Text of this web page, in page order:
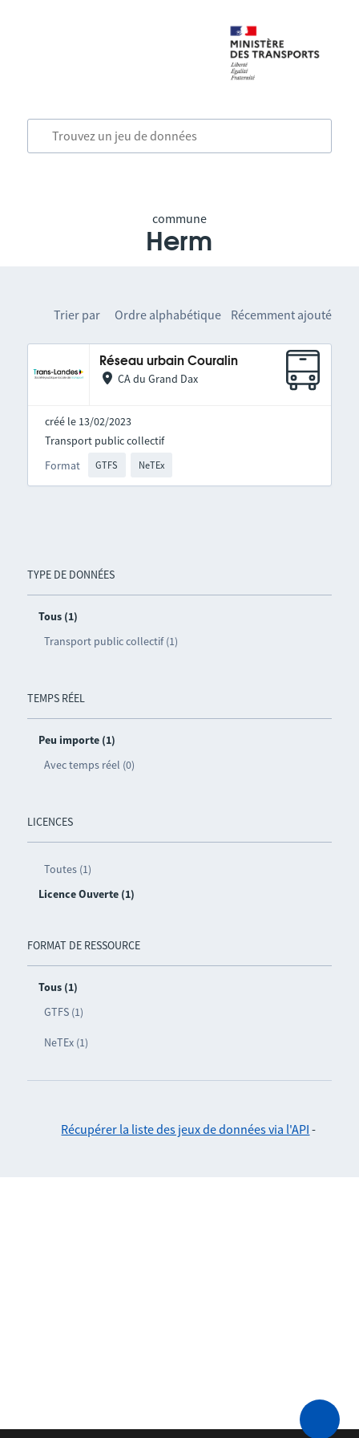
commune
Herm
TYPE DE DONNÉES
Tous (1)
Transport public collectif (1)
TEMPS RÉEL
Peu importe (1)
Avec temps réel (0)
LICENCES
Toutes (1)
Licence Ouverte (1)
FORMAT DE RESSOURCE
Tous (1)
GTFS (1)
NeTEx (1)
Trier par Ordre alphabétique Récemment ajouté
Réseau urbain Couralin
CA du Grand Dax
créé le 13/02/2023
Format GTFS NeTEx
Transport public collectif
Récupérer la liste des jeux de données via l'API -